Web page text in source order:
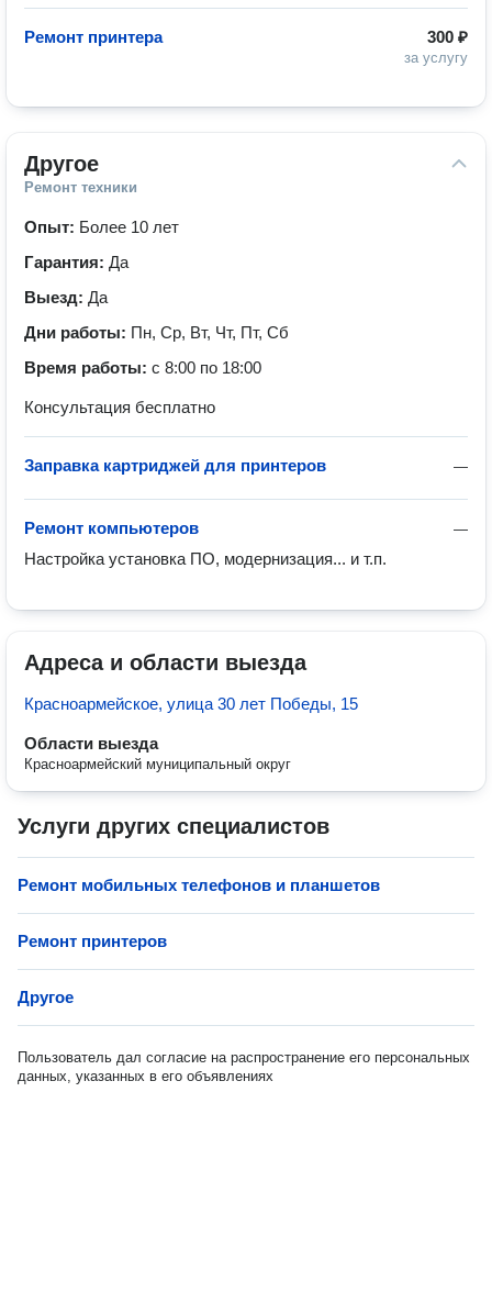
300 ₽
за услугу
Ремонт принтера
Другое
Ремонт техники
Опыт: Более 10 лет
Гарантия: Да
Выезд: Да
Дни работы: Пн, Ср, Вт, Чт, Пт, Сб
Время работы: с 8:00 по 18:00
Консультация бесплатно
—
Заправка картриджей для принтеров
—
Ремонт компьютеров
Настройка установка ПО, модернизация... и т.п.
Адреса и области выезда
Красноармейское, улица 30 лет Победы, 15
Области выезда
Красноармейский муниципальный округ
Услуги других специалистов
Ремонт мобильных телефонов и планшетов
Ремонт принтеров
Другое
Пользователь дал согласие на распространение его персональных
данных, указанных в его объявлениях